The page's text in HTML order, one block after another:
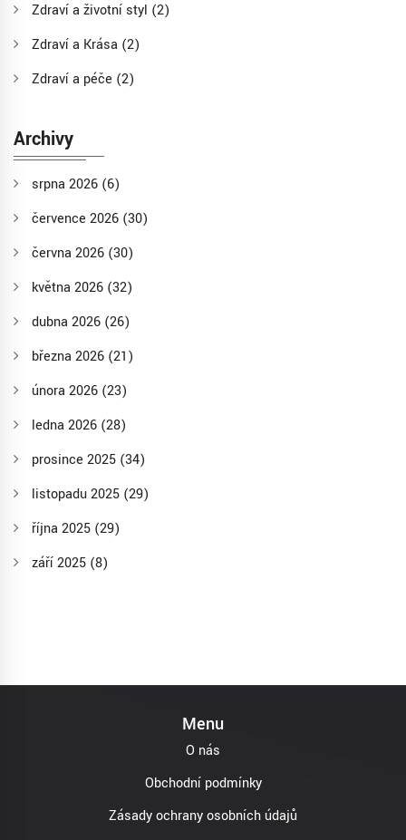
Zdraví a životní styl (2)
Zdraví a Krása (2)
Zdraví a péče (2)
Archivy
srpna 2026 (6)
července 2026 (30)
června 2026 (30)
května 2026 (32)
dubna 2026 (26)
března 2026 (21)
února 2026 (23)
ledna 2026 (28)
prosince 2025 (34)
listopadu 2025 (29)
října 2025 (29)
září 2025 (8)
Menu
O nás
Obchodní podmínky
Zásady ochrany osobních údajů